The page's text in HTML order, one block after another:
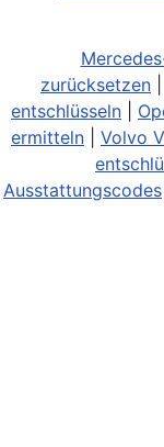
zurücksetzen
entschlüsseln
ermitteln
Volvo
Ausstattungscodes